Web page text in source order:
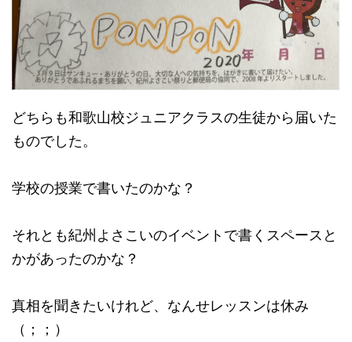
どちらも和歌山校ジュニアクラスの生徒から届いた
ものでした。
学校の授業で書いたのかな？
それとも紀州よさこいのイベントで書くスペースと
かがあったのかな？
真相を聞きたいけれど、なんせレッスンは休み
（；；）